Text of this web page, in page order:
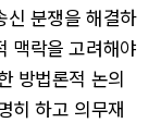
신 분쟁을 해결하
맥락을 고려해야
방법론적 논의
히 하고 의무재